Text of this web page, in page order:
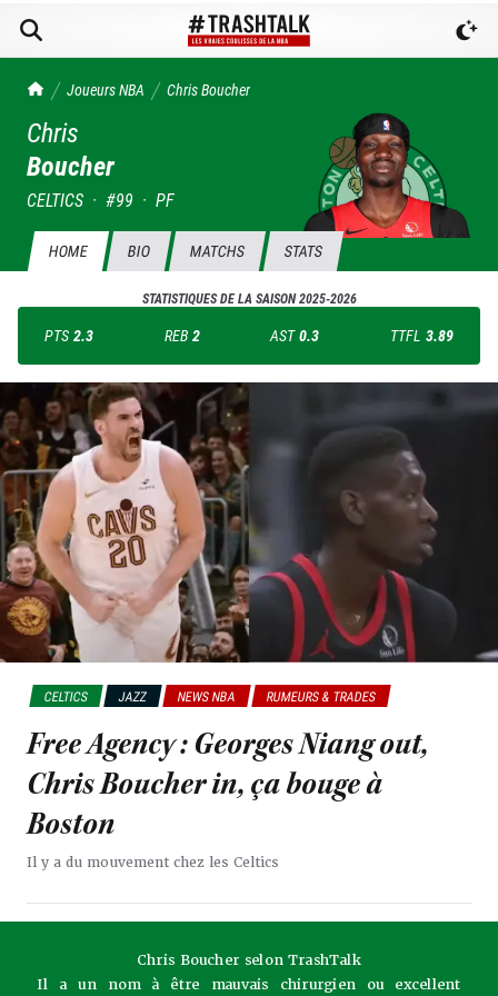
TrashTalk Actu NBA
Joueurs NBA ChrisBoucher
Chris
Boucher
CELTICS · #99 · PF
HOME BIO MATCHS STATS
STATISTIQUES DE LA SAISON2025-2026
PTS 2.3 REB 2 AST 0.3 TTFL 3.89
CELTICS JAZZ NEWS NBA RUMEURS & TRADES
Free Agency : Georges Niang out,
Chris Boucher in, ça bouge à
Boston
Il y a du mouvement chez les Celtics
Chris Boucher selon TrashTalk
Il a un nom à être mauvais chirurgien ou excellent